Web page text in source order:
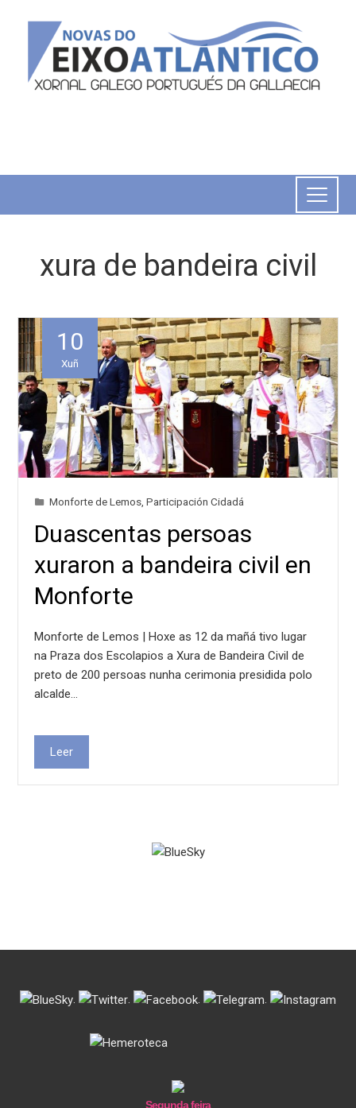
xura de bandeira civil
10
Xuñ
Monforte de Lemos ,Participación Cidadá
Duascentas persoas
xuraron a bandeira civil en
Monforte
Monforte de Lemos | Hoxe as 12 da mañá tivo lugar
na Praza dos Escolapios a Xura de Bandeira Civil de
preto de 200 persoas nunha cerimonia presidida polo
alcalde…
Leer
. . . .
Segunda feira